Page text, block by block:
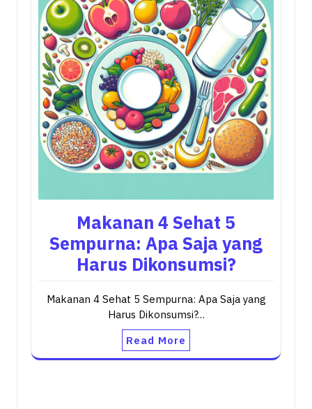
Makanan 4 Sehat 5
Sempurna: Apa Saja yang
Harus Dikonsumsi?
Makanan 4 Sehat 5 Sempurna: Apa Saja yang
Harus Dikonsumsi?…
Read More